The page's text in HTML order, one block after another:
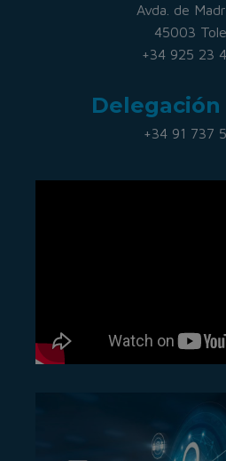
Avda. de
45003
+34 925 23
+34 91 737